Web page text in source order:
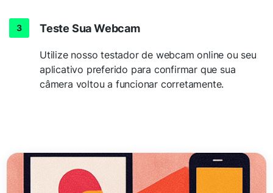
Teste Sua Webcam
Utilize nosso testador de webcam online ou seu
aplicativo preferido para confirmar que sua
câmera voltou a funcionar corretamente.